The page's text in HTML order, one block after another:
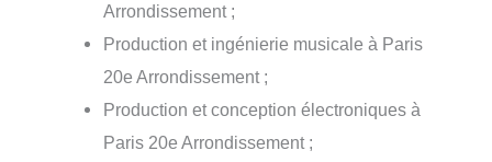
Arrondissement ;
Production et ingénierie musicale à Paris
20e Arrondissement ;
Production et conception électroniques à
Paris 20e Arrondissement ;